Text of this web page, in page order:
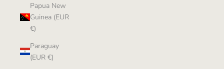
Papua New
Guinea (EUR
€)
Paraguay
(EUR €)